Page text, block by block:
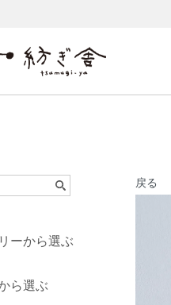
ーから選ぶ
ら選ぶ
戻る